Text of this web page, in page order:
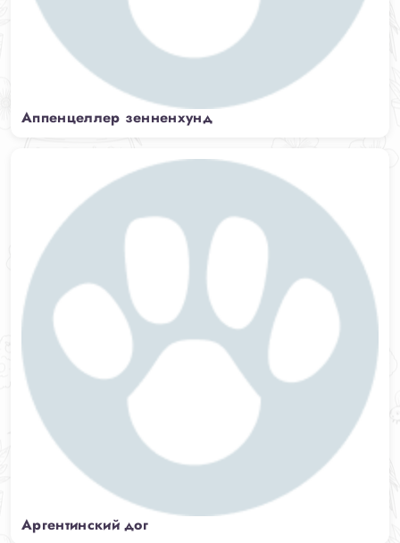
Аппенцеллер зенненхунд
Аргентинский дог